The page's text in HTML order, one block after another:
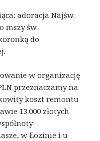
adoracja Najśw.
mszy św.
do
w organizację
przeznaczamy na
koszt remontu
13.000 złotych
w Łozinie i u